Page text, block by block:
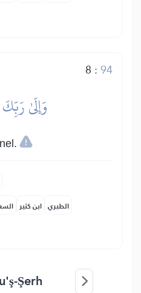
8 :94
وَإِلَىٰ
ابن كثير الطبري
Şerh